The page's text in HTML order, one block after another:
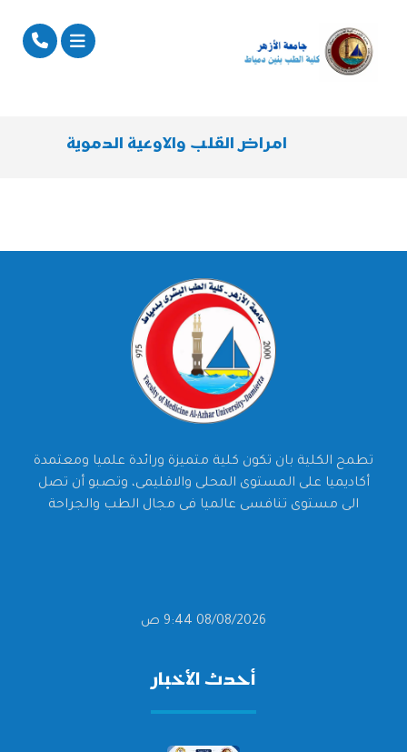
امراض القلب والاوعية الدموية
تطمح الكلية بان تكون كلية متميزة ورائدة علميا ومعتمدة
أكاديميا على المستوى المحلى والاقليمى، وتصبو أن تصل
الى مستوى تنافسى عالميا فى مجال الطب والجراحة
08/08/2026 9:44 ص
أحدث الأخبار